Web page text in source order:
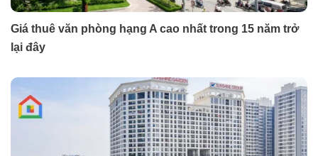
Giá thuê văn phòng hạng A cao nhất trong 15 năm trở
lại đây